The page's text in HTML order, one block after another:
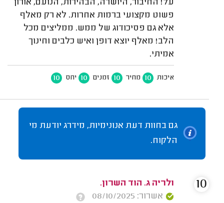
על! החיבור, היושרה, הבהירות, הנועם, אורון
פשוט מקצועי ברמות אחרות. לא רק מאלף
אלא גם פסיכודוג של ממש. ממליצים מכל
הלב! מאלף יוצא דופן ואיש כלבים וחינוך
אמיתי.
איכות 10 מחיר 10 זמנים 10 יחס 10
גם בחוות דעת אנונימיות, מידרג יודעת מי
הלקוח.
ולריה ג. הוד השרון.
אשרור: 08/10/2025
10